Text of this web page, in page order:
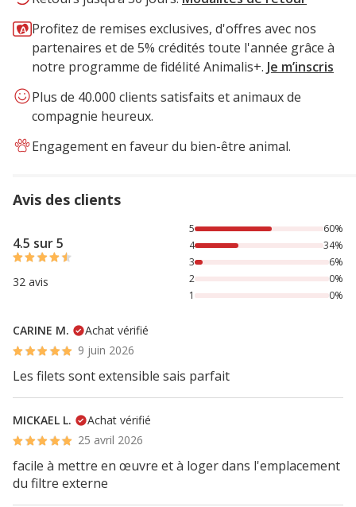
Profitez de remises exclusives, d'offres avec nos
partenaires et de 5% crédités toute l'année grâce à
notre programme de fidélité Animalis+. Je m’inscris
Plus de 40.000 clients satisfaits et animaux de
compagnie heureux.
Engagement en faveur du bien-être animal.
Avis des clients
4.5 sur 5
32 avis
60% des personnes lont noté avec {1} étoiles, 34% des
5
60%
4
34%
3
6%
2
0%
1
0%
CARINE M.
Achat vérifié
9 juin 2026
Les filets sont extensible sais parfait
MICKAEL L.
Achat vérifié
25 avril 2026
facile à mettre en œuvre et à loger dans l'emplacement
du filtre externe